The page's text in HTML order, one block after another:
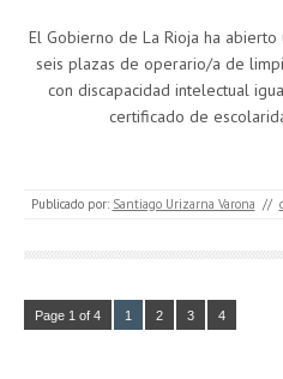
El Gobierno de La Rioja ha
seis plazas de operario/a de
con discapacidad intelectual
certificado de
Publicado por: Santiago Urizarna Varona //
Page 1 of 4 1 2 3 4